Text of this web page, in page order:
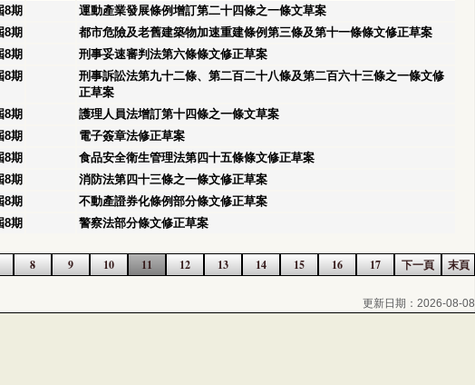
8期
運動產業發展條例增訂第二十四條之一條文草案
8期
都市危險及老舊建築物加速重建條例第三條及第十一條條文修正草案
8期
刑事妥速審判法第六條條文修正草案
8期
刑事訴訟法第九十二條、第二百二十八條及第二百六十三條之一條文修
正草案
8期
護理人員法增訂第十四條之一條文草案
8期
電子簽章法修正草案
8期
食品安全衛生管理法第四十五條條文修正草案
8期
消防法第四十三條之一條文修正草案
8期
不動產證券化條例部分條文修正草案
8期 警察法部分條文修正草案
8 9 10 11 12 13 14 15 16 17 下一頁 末頁
更新日期：2026-08-08